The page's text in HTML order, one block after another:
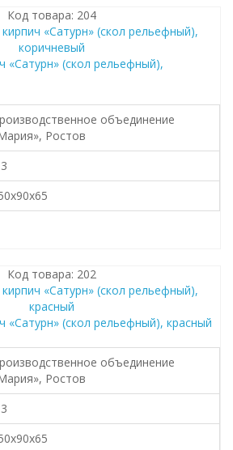
Код товара: 204
«Сатурн» (скол рельефный),
объединение
Ростов
Код товара: 202
«Сатурн» (скол рельефный), красный
объединение
Ростов